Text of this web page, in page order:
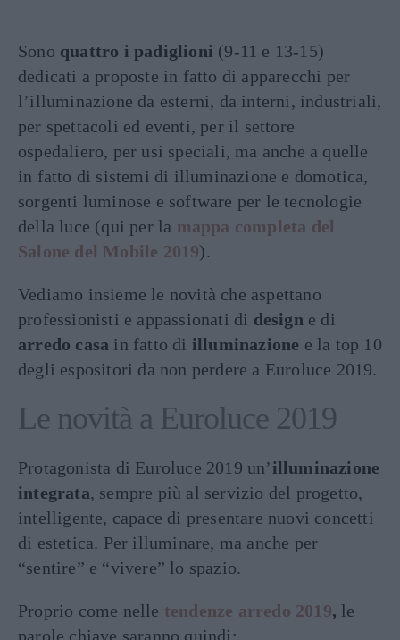
Sono quattro i padiglioni (9-11 e 13-15)
dedicati a proposte in fatto di apparecchi per
l’illuminazione da esterni, da interni, industriali,
per spettacoli ed eventi, per il settore
ospedaliero, per usi speciali, ma anche a quelle
in fatto di sistemi di illuminazione e domotica,
sorgenti luminose e software per le tecnologie
della luce (qui per la mappa completa del
Salone del Mobile 2019).
Vediamo insieme le novità che aspettano
professionisti e appassionati di design e di
arredo casa in fatto di illuminazione e la top 10
degli espositori da non perdere a Euroluce 2019.
Le novità a Euroluce 2019
Protagonista di Euroluce 2019 un’illuminazione
integrata, sempre più al servizio del progetto,
intelligente, capace di presentare nuovi concetti
di estetica. Per illuminare, ma anche per
“sentire” e “vivere” lo spazio.
Proprio come nelle tendenze arredo 2019, le
parole chiave saranno quindi: